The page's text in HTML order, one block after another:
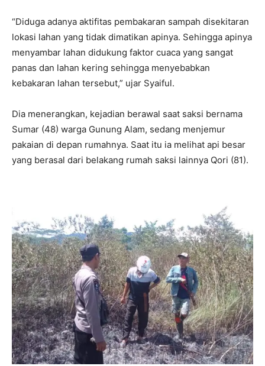
“Diduga adanya aktifitas pembakaran sampah disekitaran
lokasi lahan yang tidak dimatikan apinya. Sehingga apinya
menyambar lahan didukung faktor cuaca yang sangat
panas dan lahan kering sehingga menyebabkan
kebakaran lahan tersebut,” ujar Syaiful.
Dia menerangkan, kejadian berawal saat saksi bernama
Sumar (48) warga Gunung Alam, sedang menjemur
pakaian di depan rumahnya. Saat itu ia melihat api besar
yang berasal dari belakang rumah saksi lainnya Qori (81).